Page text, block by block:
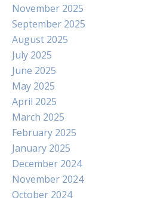
November 2025
September 2025
August 2025
July 2025
June 2025
May 2025
April 2025
March 2025
February 2025
January 2025
December 2024
November 2024
October 2024